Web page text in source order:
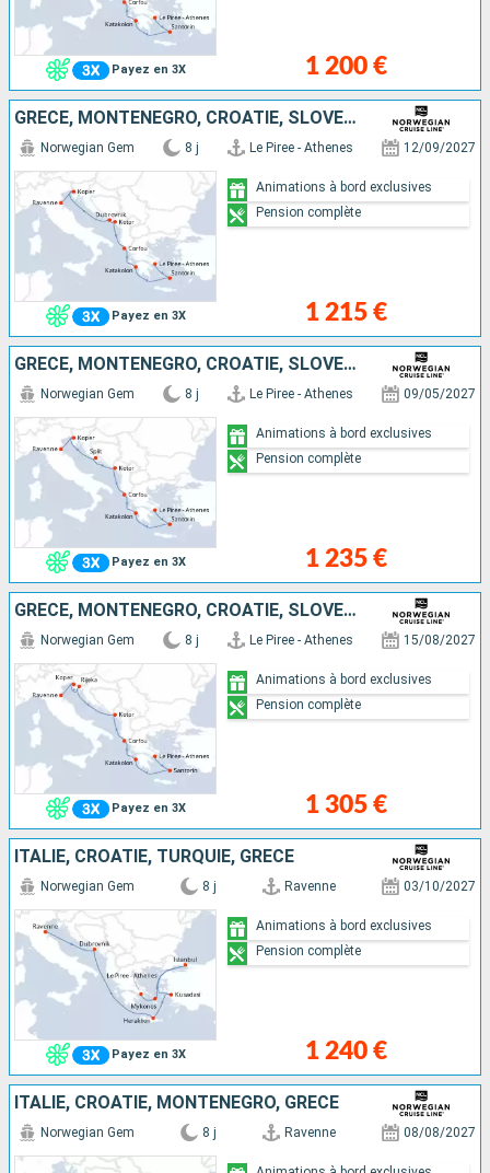
Payez en 3X 1 200 €
GRÈCE, MONTÉNÉGRO, CROATIE, SLOVÉNIE, ITALIE
Payez en 3X
Norwegian Gem 8 j Le Piree - Athenes 12/09/2027
1 215 €
Animations à bord exclusives
Pension complète
GRÈCE, MONTÉNÉGRO, CROATIE, SLOVÉNIE, ITALIE
Payez en 3X
Norwegian Gem 8 j Le Piree - Athenes 09/05/2027
1 235 €
Animations à bord exclusives
Pension complète
GRÈCE, MONTÉNÉGRO, CROATIE, SLOVÉNIE, ITALIE
Payez en 3X
Norwegian Gem 8 j Le Piree - Athenes 15/08/2027
1 305 €
Animations à bord exclusives
Pension complète
ITALIE, CROATIE, TURQUIE, GRÈCE
Payez en 3X
Norwegian Gem 8 j Ravenne 03/10/2027
1 240 €
Animations à bord exclusives
Pension complète
ITALIE, CROATIE, MONTÉNÉGRO, GRÈCE
Norwegian Gem 8 j Ravenne 08/08/2027